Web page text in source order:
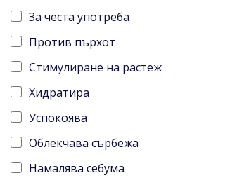
За честа употреба
Против пърхот
Стимулиране на растеж
Хидратира
Успокоява
Облекчава сърбежа
Намалява себума